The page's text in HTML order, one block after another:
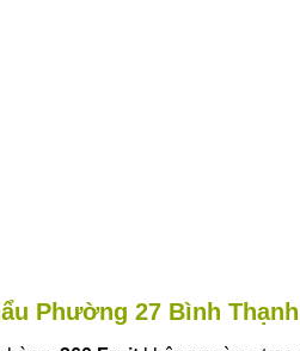
Phường 27 Bình Thạnh